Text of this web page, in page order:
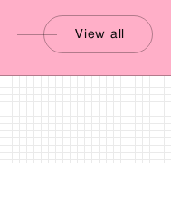
View all